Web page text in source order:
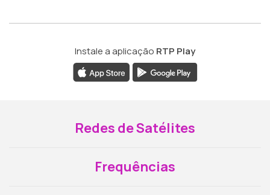
Instale a aplicação RTP Play
Redes de Satélites
Frequências